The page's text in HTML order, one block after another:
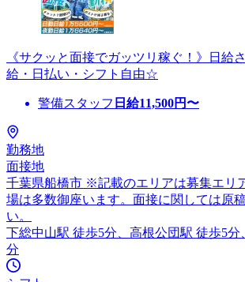
《サクッと面接でガッツリ稼ぐ！》日給
給・日払い・シフト自由☆
警備スタッフ 日給11,500円〜
勤務地
面接地
千葉県船橋市 ※記載のエリアは募集エリ
場は多数御座います。面接に関しては原
い。
下総中山駅 徒歩5分、高根公団駅 徒歩5分
分